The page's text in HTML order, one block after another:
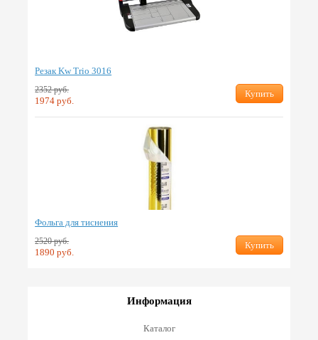
Резак Kw Trio 3016
2352 руб.
1974 руб.
Купить
Фольга для тиснения
2520 руб.
1890 руб.
Купить
Информация
Каталог